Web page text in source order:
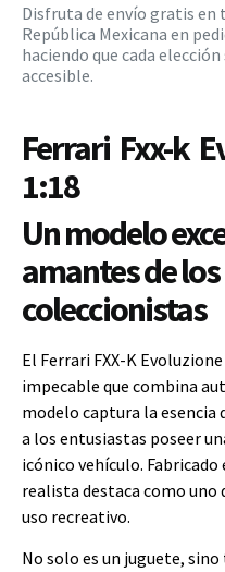
Disfruta de envío gratis en
República Mexicana en
haciendo que cada
accesible.
Ferrari Fxx-k
1:18
Un modelo
amantes de
coleccionistas
El Ferrari FXX-K
impecable que combina
modelo captura la
a los entusiastas poseer
icónico vehículo.
realista destaca como uno
uso recreativo.
No solo es un juguete,